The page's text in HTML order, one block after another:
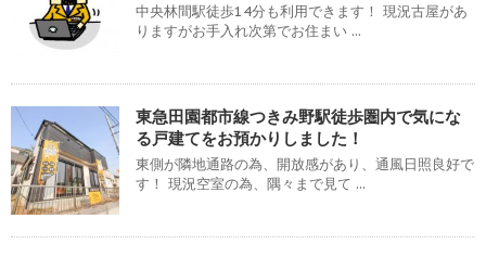
中央林間駅徒歩14分も利用できます！ 現況古屋があ
りますがお手入れ次第でお住まい ...
東急田園都市線つきみ野駅徒歩圏内で気にな
る戸建てをお預かりしました！
東側が隣地通路の為、開放感があり、通風日照良好で
す！ 現況空室の為、隅々まで見て ...